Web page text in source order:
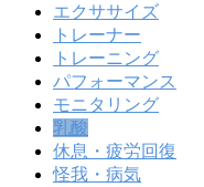
エクササイズ
トレーナー
トレーニング
パフォーマンス
モニタリング
乳酸
休息・疲労回復
怪我・病気